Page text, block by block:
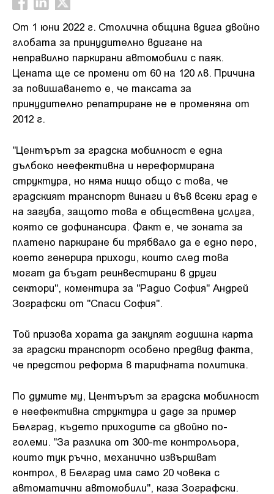
От 1 юни 2022 г. Столична община вдига двойно
глобата за принудително вдигане на
неправилно паркирани автомобили с паяк.
Цената ще се промени от 60 на 120 лв. Причина
за повишаването е, че таксата за
принудително репатриране не е променяна от
2012 г.
"Центърът за градска мобилност е една
дълбоко неефективна и нереформирана
структура, но няма нищо общо с това, че
градският транспорт винаги и във всеки град е
на загуба, защото това е обществена услуга,
която се дофинансира. Факт е, че зоната за
платено паркиране би трябвало да е едно перо,
което генерира приходи, които след това
могат да бъдат реинвестирани в други
сектори", коментира за "Радио София" Андрей
Зографски от "Спаси София".
Той призова хората да закупят годишна карта
за градски транспорт особено предвид факта,
че предстои реформа в тарифната политика.
По думите му, Центърът за градска мобилност
е неефективна структура и даде за пример
Белград, където приходите са двойно по-
големи. "За разлика от 300-те контрольора,
които тук ръчно, механично извършват
контрол, в Белград има само 20 човека с
автоматични автомобили", каза Зографски.